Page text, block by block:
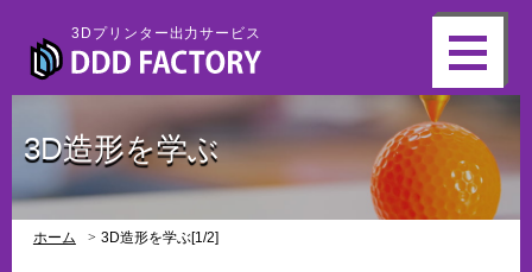
3Dプリンター出力サービス
3D造形を学ぶ
ホーム 3D造形を学ぶ[1/2]